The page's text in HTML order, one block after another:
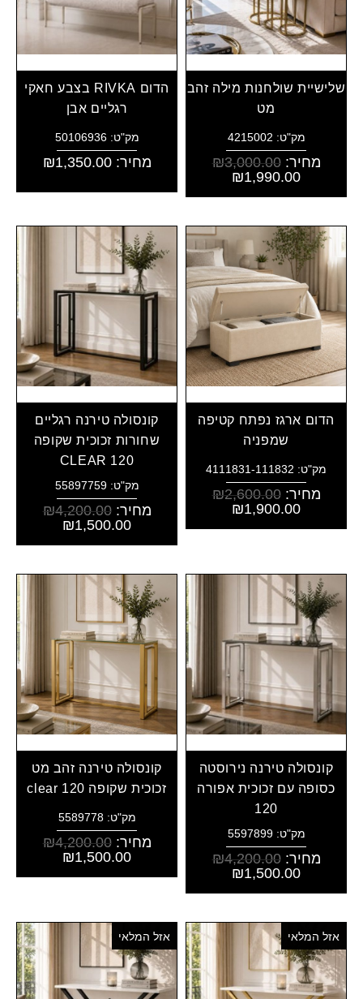
שלישיית שולחנות מילה זהב
מט
מק"ט: 4215002
מחיר: ₪3,000.00
₪1,990.00
הדום RIVKA בצבע חאקי
רגליים אבן
מק"ט: 50106936
מחיר: ₪1,350.00
הדום ארגז נפתח קטיפה
שמפניה
מק"ט: 4111831-111832
מחיר: ₪2,600.00
₪1,900.00
קונסולה טירנה רגליים
שחורות זכוכית שקופה
CLEAR 120
מק"ט: 55897759
מחיר: ₪4,200.00
₪1,500.00
קונסולה טירנה נירוסטה
כסופה עם זכוכית אפורה
120
מק"ט: 5597899
מחיר: ₪4,200.00
₪1,500.00
קונסולה טירנה זהב מט
זכוכית שקופה clear 120
מק"ט: 5589778
מחיר: ₪4,200.00
₪1,500.00
אזל המלאי אזל המלאי